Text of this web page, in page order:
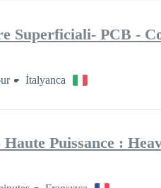
Superficiali- PCB -
İtalyanca
Puissance :